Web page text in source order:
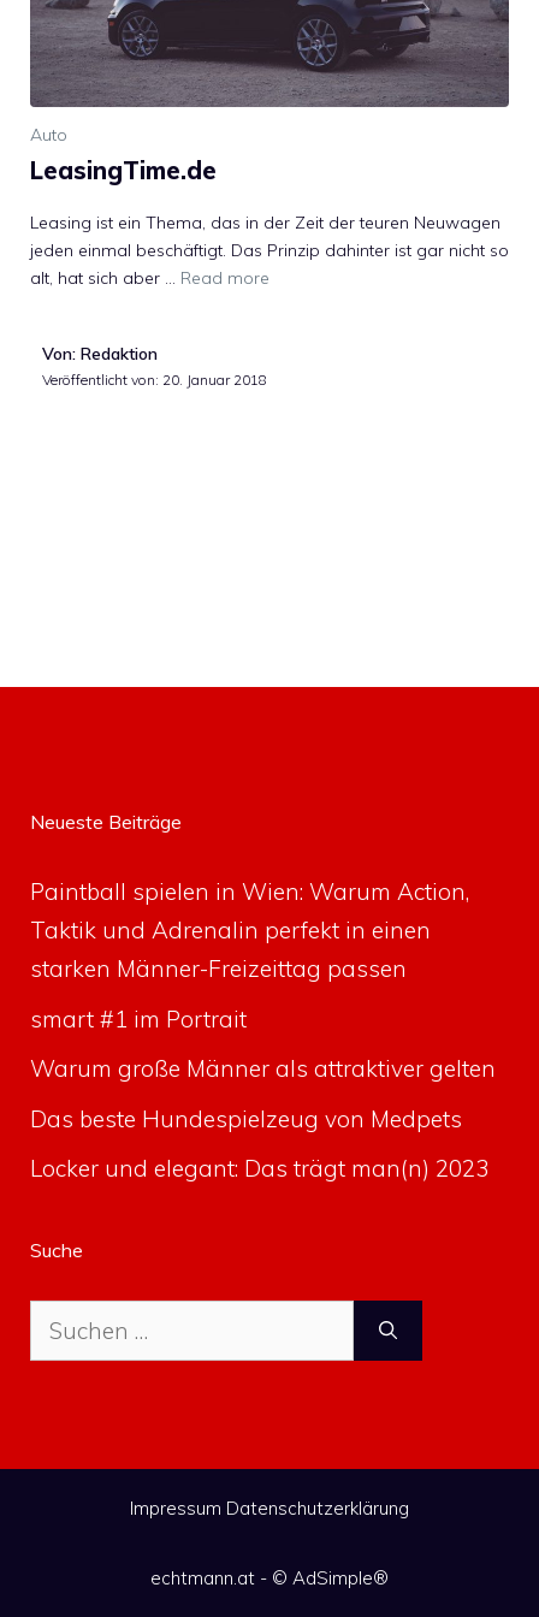
Auto
LeasingTime.de
Leasing ist ein Thema, das in der Zeit der teuren Neuwagen
jeden einmal beschäftigt. Das Prinzip dahinter ist gar nicht so
alt, hat sich aber … Read more
Von: Redaktion
Veröffentlicht von: 20. Januar 2018
Neueste Beiträge
Paintball spielen in Wien: Warum Action,
Taktik und Adrenalin perfekt in einen
starken Männer-Freizeittag passen
smart #1 im Portrait
Warum große Männer als attraktiver gelten
Das beste Hundespielzeug von Medpets
Locker und elegant: Das trägt man(n) 2023
Suche
Suche
nach:
Impressum Datenschutzerklärung
echtmann.at - © AdSimple®